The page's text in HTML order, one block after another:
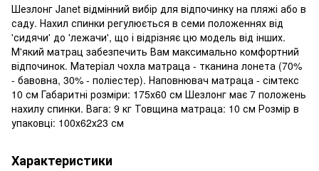
Шезлонг Janet відмінний вибір для відпочинку на пляжі або в
саду. Нахил спинки регулюється в семи положеннях від
'сидячи' до 'лежачи', що і відрізняє цю модель від інших.
М'який матрац забезпечить Вам максимально комфортний
відпочинок. Матеріал чохла матраца - тканина лонета (70%
- бавовна, 30% - поліестер). Наповнювач матраца - сімтекс
10 см Габаритні розміри: 175х60 см Шезлонг має 7 положень
нахилу спинки. Вага: 9 кг Товщина матраца: 10 см Розмір в
упаковці: 100х62х23 см
Характеристики